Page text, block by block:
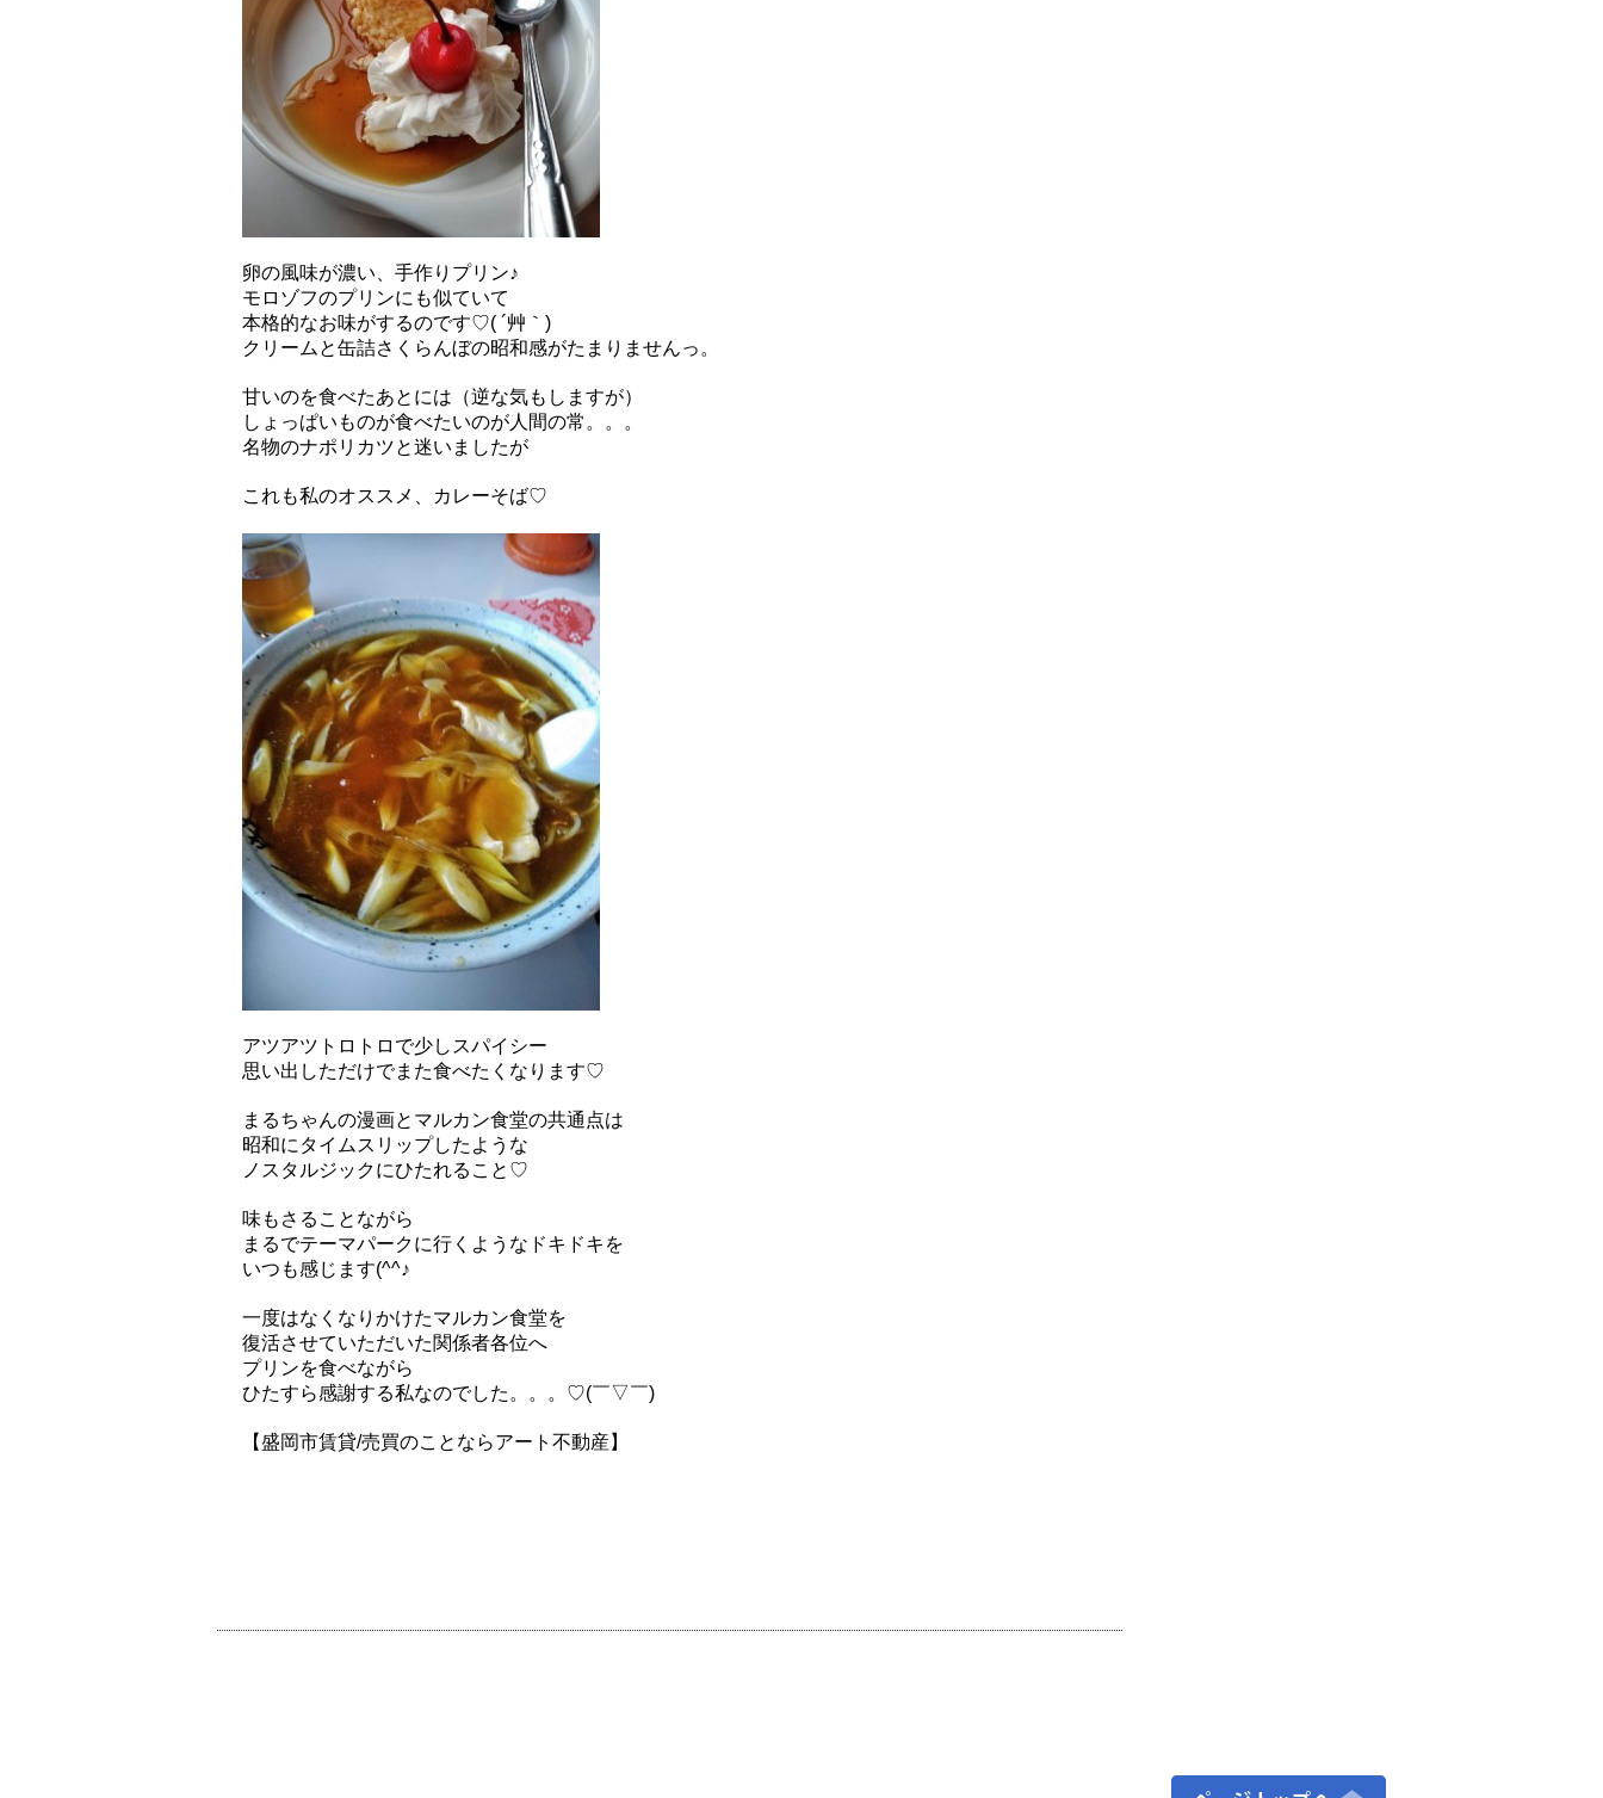
卵の風味が濃い、手作りプリン♪
モロゾフのプリンにも似ていて
本格的なお味がするのです♡( ´艸｀)
クリームと缶詰さくらんぼの昭和感がたまりませんっ。
甘いのを食べたあとには（逆な気もしますが）
しょっぱいものが食べたいのが人間の常。。。
名物のナポリカツと迷いましたが
これも私のオススメ、カレーそば♡
アツアツトロトロで少しスパイシー
思い出しただけでまた食べたくなります♡
まるちゃんの漫画とマルカン食堂の共通点は
昭和にタイムスリップしたような
ノスタルジックにひたれること♡
味もさることながら
まるでテーマパークに行くようなドキドキを
いつも感じます(^^♪
一度はなくなりかけたマルカン食堂を
復活させていただいた関係者各位へ
プリンを食べながら
ひたすら感謝する私なのでした。。。♡(￣▽￣)
【盛岡市賃貸/売買のことならアート不動産】